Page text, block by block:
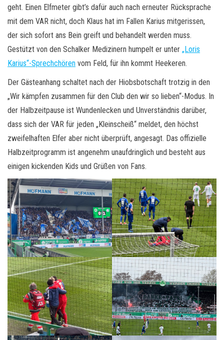
geht. Einen Elfmeter gibt’s dafür auch nach erneuter Rücksprache
mit dem VAR nicht, doch Klaus hat im Fallen Karius mitgerissen,
der sich sofort ans Bein greift und behandelt werden muss.
Gestützt von den Schalker Medizinern humpelt er unter „Loris
Karius“-Sprechchören vom Feld, für ihn kommt Heekeren.
Der Gästeanhang schaltet nach der Hiobsbotschaft trotzig in den
„Wir kämpfen zusammen für den Club den wir so lieben“-Modus. In
der Halbzeitpause ist Wundenlecken und Unverständnis darüber,
dass sich der VAR für jeden „Kleinscheiß“ meldet, den höchst
zweifelhaften Elfer aber nicht überprüft, angesagt. Das offizielle
Halbzeitprogramm ist angenehm unaufdringlich und besteht aus
einigen kickenden Kids und Grüßen von Fans.